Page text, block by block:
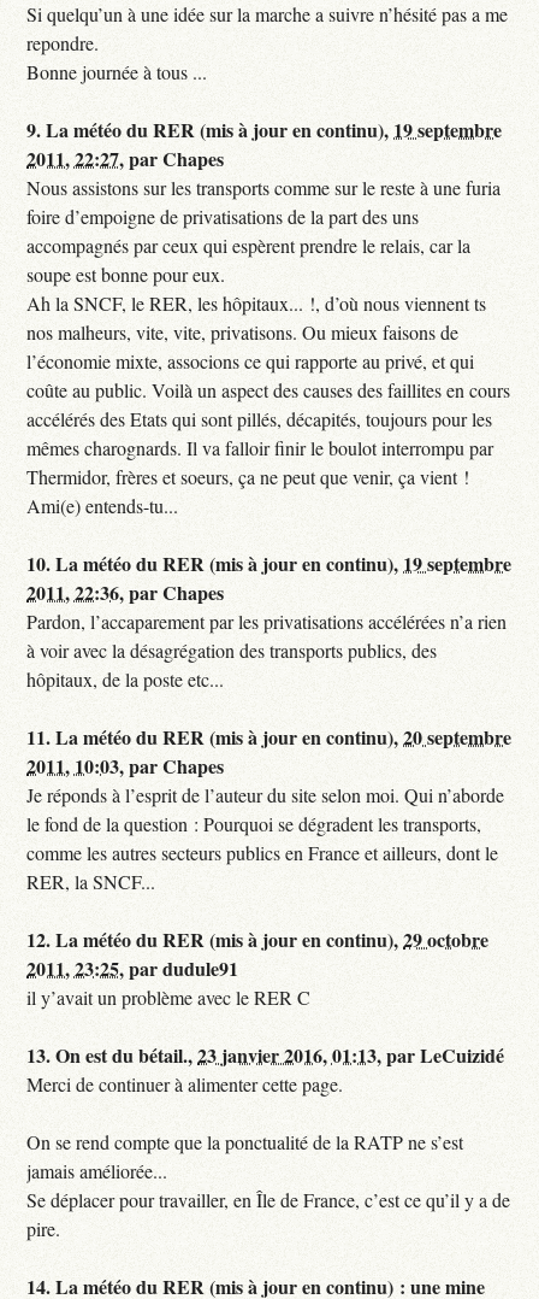
Si quelqu’un à une idée sur la marche a suivre n’hésité pas a me
repondre.
Bonne journée à tous ...
9.La météo du RER (mis à jour en continu), 19 septembre
2011, 22:27,parChapes
Nous assistons sur les transports comme sur le reste à une furia
foire d’empoigne de privatisations de la part des uns
accompagnés par ceux qui espèrent prendre le relais, car la
soupe est bonne pour eux.
Ah la SNCF, le RER, les hôpitaux... !, d’où nous viennent ts
nos malheurs, vite, vite, privatisons. Ou mieux faisons de
l’économie mixte, associons ce qui rapporte au privé, et qui
coûte au public. Voilà un aspect des causes des faillites en cours
accélérés des Etats qui sont pillés, décapités, toujours pour les
mêmes charognards. Il va falloir finir le boulot interrompu par
Thermidor, frères et soeurs, ça ne peut que venir, ça vient !
Ami(e) entends-tu...
10.La météo du RER (mis à jour en continu), 19 septembre
2011, 22:36,parChapes
Pardon, l’accaparement par les privatisations accélérées n’a rien
à voir avec la désagrégation des transports publics, des
hôpitaux, de la poste etc...
11.La météo du RER (mis à jour en continu),20 septembre
2011, 10:03,parChapes
Je réponds à l’esprit de l’auteur du site selon moi. Qui n’aborde
le fond de la question : Pourquoi se dégradent les transports,
comme les autres secteurs publics en France et ailleurs, dont le
RER, la SNCF...
12.La météo du RER (mis à jour en continu),29 octobre
2011, 23:25,pardudule91
il y’avait un problème avec le RER C
13.On est du bétail.,23 janvier 2016, 01:13,parLeCuizidé
Merci de continuer à alimenter cette page.
On se rend compte que la ponctualité de la RATP ne s’est
jamais améliorée...
Se déplacer pour travailler, en Île de France, c’est ce qu’il y a de
pire.
14.La météo du RER (mis à jour en continu) : une mine